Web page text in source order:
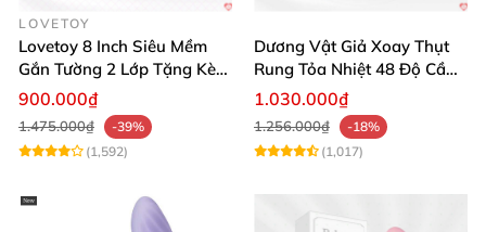
LOVETOY
Lovetoy 8 Inch Siêu Mềm
Gắn Tường 2 Lớp Tặng Kèm
Dầu Massage
900.000₫
1.475.000₫
-39%
(1,592)
Dương Vật Giả Xoay Thụt
Rung Tỏa Nhiệt 48 Độ Cầm
Tay Hot Bunny
1.030.000₫
1.256.000₫
-18%
(1,017)